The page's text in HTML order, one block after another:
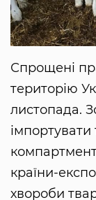
Спрощені
територію
листопада.
імпортувати
країни-
хвороби